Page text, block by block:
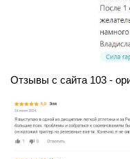
Отзывы с сайта 103 -